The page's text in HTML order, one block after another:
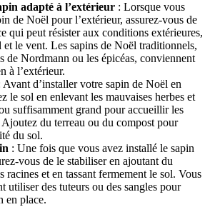
adapté à l’extérieur : Lorsque vous
de Noël pour l’extérieur, assurez-vous de
qui peut résister aux conditions extérieures,
le vent. Les sapins de Noël traditionnels,
de Nordmann ou les épicéas, conviennent
à l’extérieur.
Avant d’installer votre sapin de Noël en
le sol en enlevant les mauvaises herbes et
suffisamment grand pour accueillir les
du terreau ou du compost pour
du sol.
: Une fois que vous avez installé le sapin
vous de le stabiliser en ajoutant du
racines et en tassant fermement le sol. Vous
utiliser des tuteurs ou des sangles pour
en place.